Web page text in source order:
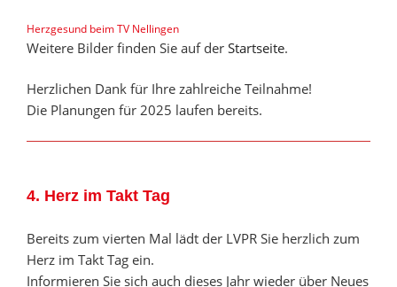
Herzgesund beim TV Nellingen
Weitere Bilder finden Sie auf der Startseite.
Herzlichen Dank für Ihre zahlreiche Teilnahme!
Die Planungen für 2025 laufen bereits.
4. Herz im Takt Tag
Bereits zum vierten Mal lädt der LVPR Sie herzlich zum
Herz im Takt Tag ein.
Informieren Sie sich auch dieses Jahr wieder über Neues